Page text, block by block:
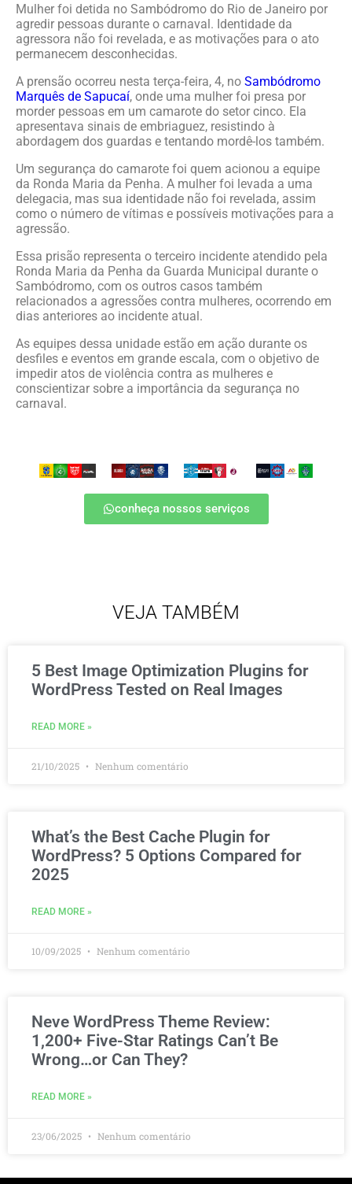
Mulher foi detida no Sambódromo do Rio de Janeiro por
agredir pessoas durante o carnaval. Identidade da
agressora não foi revelada, e as motivações para o ato
permanecem desconhecidas.
A prensão ocorreu nesta terça-feira, 4, no Sambódromo
Marquês de Sapucaí, onde uma mulher foi presa por
morder pessoas em um camarote do setor cinco. Ela
apresentava sinais de embriaguez, resistindo à
abordagem dos guardas e tentando mordê-los também.
Um segurança do camarote foi quem acionou a equipe
da Ronda Maria da Penha. A mulher foi levada a uma
delegacia, mas sua identidade não foi revelada, assim
como o número de vítimas e possíveis motivações para a
agressão.
Essa prisão representa o terceiro incidente atendido pela
Ronda Maria da Penha da Guarda Municipal durante o
Sambódromo, com os outros casos também
relacionados a agressões contra mulheres, ocorrendo em
dias anteriores ao incidente atual.
As equipes dessa unidade estão em ação durante os
desfiles e eventos em grande escala, com o objetivo de
impedir atos de violência contra as mulheres e
conscientizar sobre a importância da segurança no
carnaval.
conheça nossos serviços
VEJA TAMBÉM
5 Best Image Optimization Plugins for
WordPress Tested on Real Images
READ MORE »
21/10/2025 Nenhum comentário
What’s the Best Cache Plugin for
WordPress? 5 Options Compared for
2025
READ MORE »
10/09/2025 Nenhum comentário
Neve WordPress Theme Review:
1,200+ Five-Star Ratings Can’t Be
Wrong…or Can They?
READ MORE »
23/06/2025 Nenhum comentário